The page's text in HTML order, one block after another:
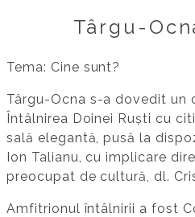
Târgu-
Tema: Cine sunt?
Târgu-Ocna s-a dovedit un
Întâlnirea Doinei Ruști cu
sală elegantă, pusă la
Ion Talianu, cu implicare
preocupat de cultură, dl.
Amfitrionul întâlnirii a fost